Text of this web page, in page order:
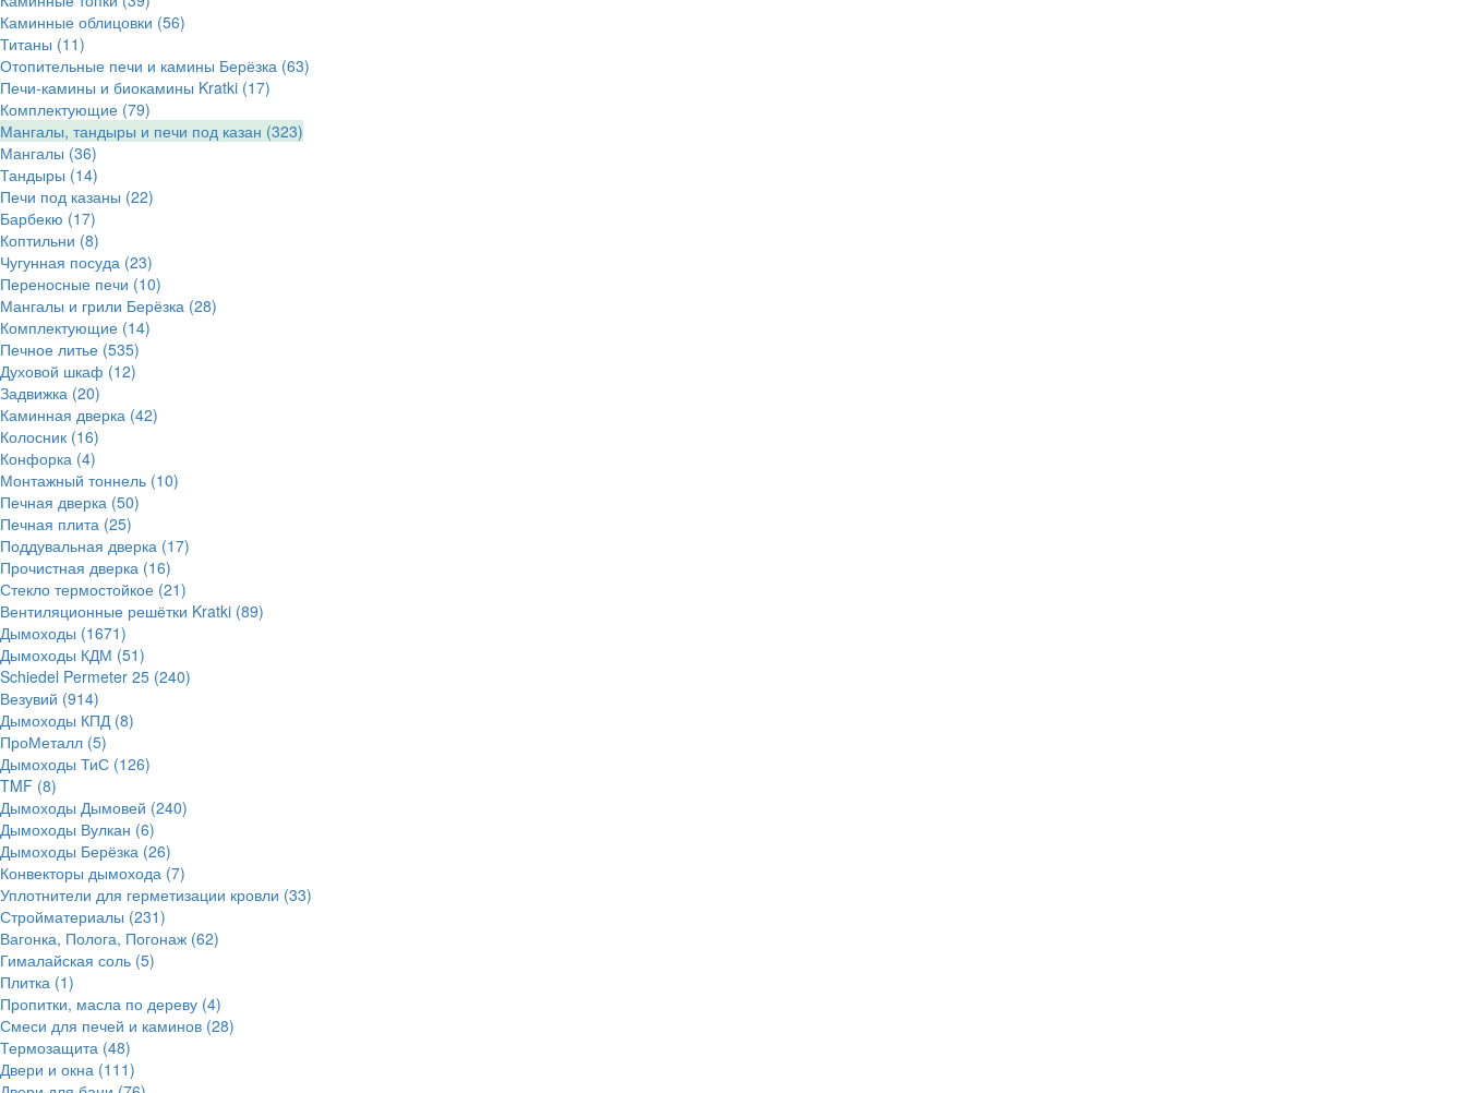
Каминные облицовки (56)
Титаны (11)
Отопительные печи и камины Берёзка (63)
Печи-камины и биокамины Kratki (17)
Комплектующие (79)
Мангалы, тандыры и печи под казан (323)
Мангалы (36)
Тандыры (14)
Печи под казаны (22)
Барбекю (17)
Коптильни (8)
Чугунная посуда (23)
Переносные печи (10)
Мангалы и грили Берёзка (28)
Комплектующие (14)
Печное литье (535)
Духовой шкаф (12)
Задвижка (20)
Каминная дверка (42)
Колосник (16)
Конфорка (4)
Монтажный тоннель (10)
Печная дверка (50)
Печная плита (25)
Поддувальная дверка (17)
Прочистная дверка (16)
Стекло термостойкое (21)
Вентиляционные решётки Kratki (89)
Дымоходы (1671)
Дымоходы КДМ (51)
Schiedel Permeter 25 (240)
Везувий (914)
Дымоходы КПД (8)
ПроМеталл (5)
Дымоходы ТиС (126)
TMF (8)
Дымоходы Дымовей (240)
Дымоходы Вулкан (6)
Дымоходы Берёзка (26)
Конвекторы дымохода (7)
Уплотнители для герметизации кровли (33)
Стройматериалы (231)
Вагонка, Полога, Погонаж (62)
Гималайская соль (5)
Плитка (1)
Пропитки, масла по дереву (4)
Смеси для печей и каминов (28)
Термозащита (48)
Двери и окна (111)